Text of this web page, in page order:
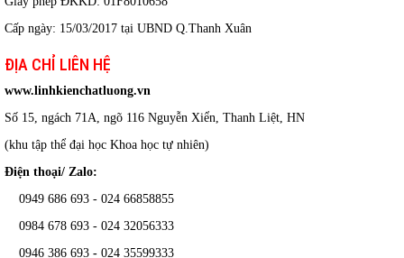
Cấp ngày: 15/03/2017 tại UBND Q.Thanh Xuân
ĐỊA CHỈ LIÊN HỆ
www.linhkienchatluong.vn
Số 15, ngách 71A, ngõ 116 Nguyễn Xiển, Thanh Liệt, HN
(khu tập thể đại học Khoa học tự nhiên)
Điện thoại/ Zalo:
0949 686 693 - 024 66858855
0984 678 693 - 024 32056333
0946 386 693 - 024 35599333